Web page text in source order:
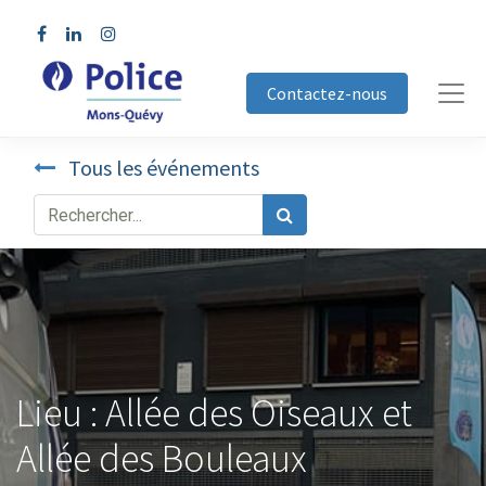
Contactez-nous
Tous les événements
Lieu : Allée des Oiseaux et
Allée des Bouleaux